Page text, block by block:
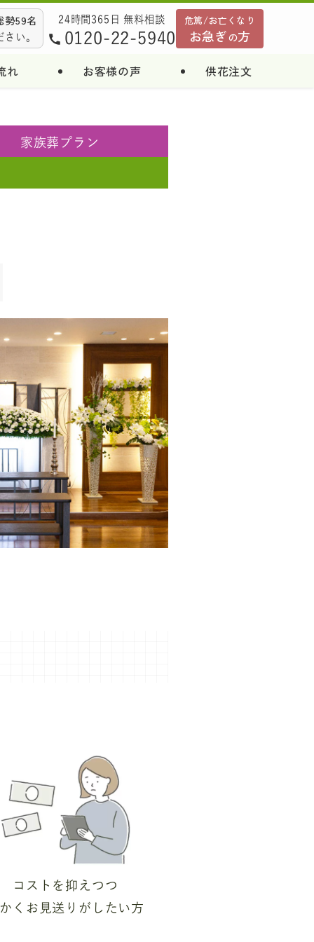
れ お客様の声 供花注文
勢59名
い。
24時間365日 無料相談
0120-22-5940
危篤/お亡くなり
お急ぎの方
家族葬 プラン
コストを抑えつつ
くお見送りがしたい方